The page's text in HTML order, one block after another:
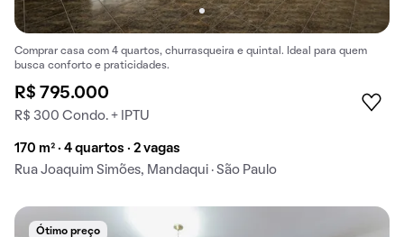
Comprar casa com 4 quartos, churrasqueira e quintal. Ideal para quem
busca conforto e praticidades.
R$ 795.000
R$ 300 Condo. + IPTU
170 m² · 4 quartos · 2 vagas
Rua Joaquim Simões, Mandaqui · São Paulo
Ótimo preço